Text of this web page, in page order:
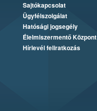
Sajtókapcsolat
Ügyfélszolgálat
Hatósági jogsegély
Élelmiszermentő Központ
Hírlevél feliratkozás